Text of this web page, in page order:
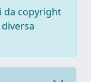
da copyright